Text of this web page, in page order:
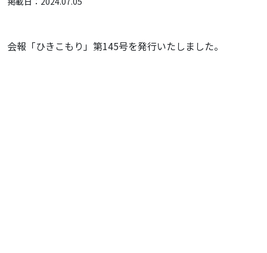
会報「ひきこもり」第145号を発行いたしました。